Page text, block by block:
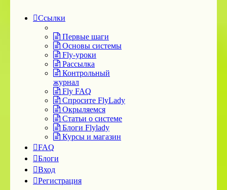
Ссылки
Первые шаги
Основы системы
Fly-уроки
Рассылка
Контрольный
журнал
Fly FAQ
Спросите FlyLady
Окрыляемся
Статьи о системе
Блоги Flylady
Курсы и магазин
FAQ
Блоги
Вход
Регистрация